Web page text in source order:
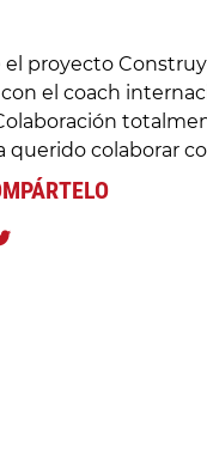
el proyecto
el coach
querido colaborar